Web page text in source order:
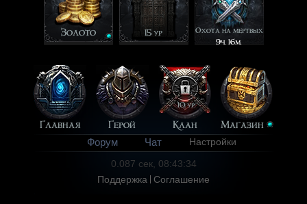
Золото 15 ур
Охота на мертвых
9ч. 16м.
Главная Герой Клан
10 ур.
Магазин
Форум Чат
Настройки
0.087 сек, 08:43:34
Поддержка
Соглашение